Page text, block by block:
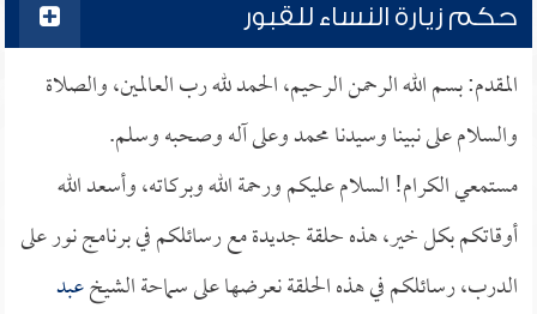
حكم زيارة النساء للقبور
المقدم: بسم الله الرحمن الرحيم، الحمد لله رب العالمين، والصلاة
والسلام على نبينا وسيدنا محمد وعلى آله وصحبه وسلم.
مستمعي الكرام! السلام عليكم ورحمة الله وبركاته، وأسعد الله
أوقاتكم بكل خير، هذه حلقة جديدة مع رسائلكم في برنامج نور على
الدرب، رسائلكم في هذه الحلقة نعرضها على سماحة الشيخعبد